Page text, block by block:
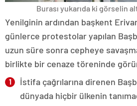
Burası yukarıda ki görselin
Yenilginin ardından başkent
günlerce protestolar yapılan
uzun süre sonra cepheye
birlikte bir cenaze töreninde
İstifa çağrılarına direnen
dünyada hiçbir ülkenin